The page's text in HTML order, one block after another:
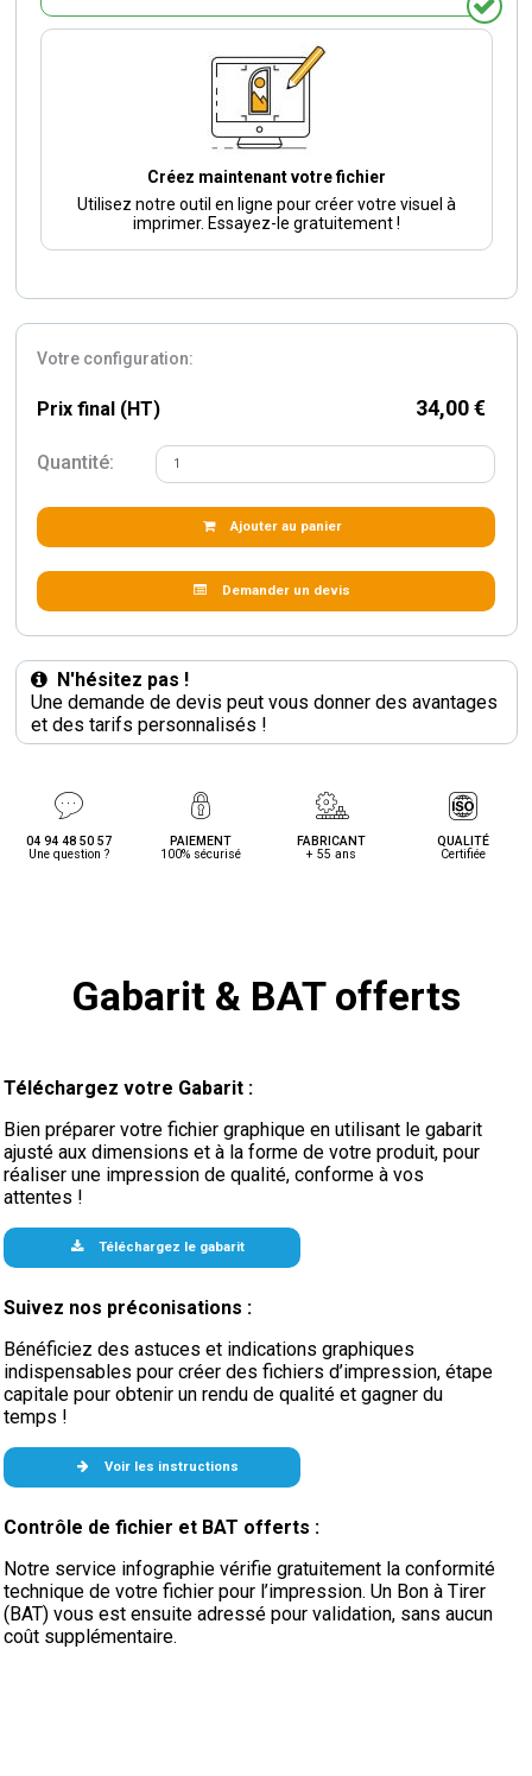
Créez maintenant votre fichier
Utilisez notre outil en ligne pour créer votre visuel à
imprimer. Essayez-le gratuitement !
Votre configuration:
Prix final (HT) 34,00 €
Quantité:
Ajouter au panier
Demander un devis
N'hésitez pas !
Une demande de devis peut vous donner des avantages
et des tarifs personnalisés !
04 94 48 50 57
Une question ?
PAIEMENT
100% sécurisé
FABRICANT
+ 55 ans
QUALITÉ
Certifiée
Gabarit & BAT offerts
Téléchargez votre Gabarit :
Bien préparer votre fichier graphique en utilisant le gabarit
ajusté aux dimensions et à la forme de votre produit, pour
réaliser une impression de qualité, conforme à vos
attentes !
Téléchargez le gabarit
Suivez nos préconisations :
Bénéficiez des astuces et indications graphiques
indispensables pour créer des fichiers d’impression, étape
capitale pour obtenir un rendu de qualité et gagner du
temps !
Voir les instructions
Contrôle de fichier et BAT offerts :
Notre service infographie vérifie gratuitement la conformité
technique de votre fichier pour l’impression. Un Bon à Tirer
(BAT) vous est ensuite adressé pour validation, sans aucun
coût supplémentaire.